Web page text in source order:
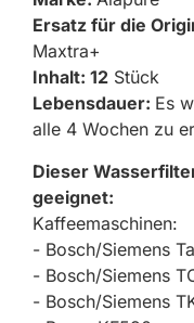
Ersatz für die
Maxtra+
Inhalt: 12 Stück
Lebensdauer: Es
alle 4 Wochen zu
Dieser
geeignet:
Kaffeemaschinen:
- Bosch/Siemens
- Bosch/Siemens
- Bosch/Siemens